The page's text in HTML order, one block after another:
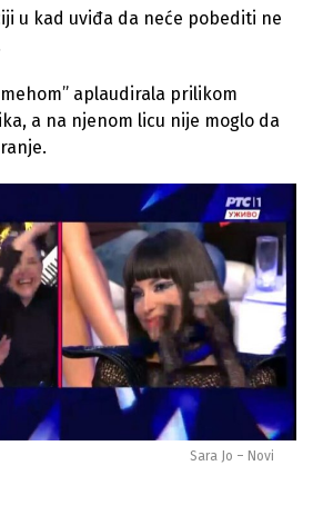
u kad uviđa da neće pobediti ne
aplaudirala prilikom
a na njenom licu nije moglo da
Sara Jo – Novi